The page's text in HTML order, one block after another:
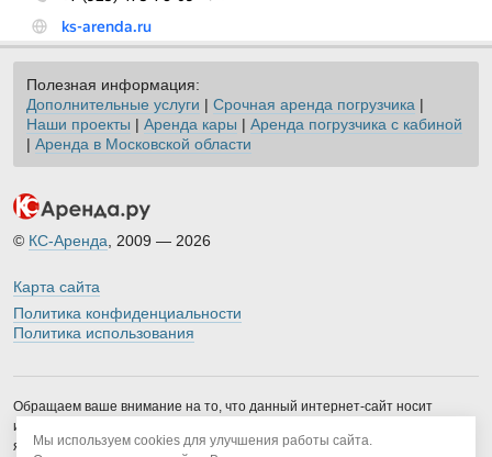
Полезная информация:
Дополнительные услуги | Срочная аренда погрузчика |
Наши проекты | Аренда кары | Аренда погрузчика с кабиной
| Аренда в Московской области
© КС-Аренда , 2009 — 2026
Карта сайта
Политика конфиденциальности
Политика использования
Обращаем ваше внимание на то, что данный интернет-сайт носит
исключительно информационный характер и ни при каких условиях не
является публичной офертой, определяемой положениями Статьи 437
Мы используем cookies для улучшения работы сайта.